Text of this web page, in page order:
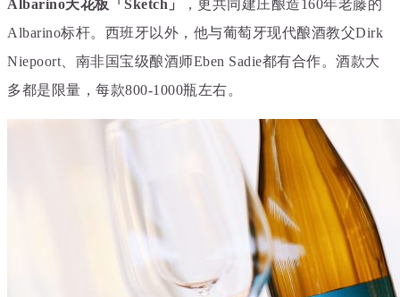
Albarino天花板「Sketch」
，更共同建庄酿造160年老藤的
Albarino标杆。西班牙以外，他与葡萄牙现代酿酒教父Dirk
Niepoort、南非国宝级酿酒师Eben Sadie都有合作。酒款大
多都是限量，每款800-1000瓶左右。